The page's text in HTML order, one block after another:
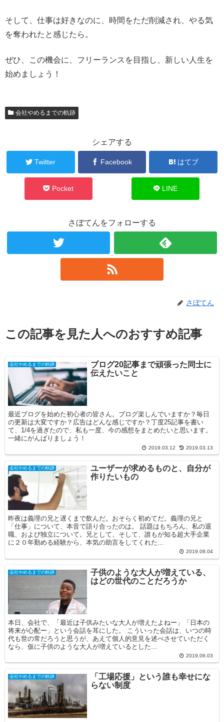
そして、仕事は好きなのに、時間をただ削減され、やる気
を奪われたと感じたら。
ぜひ、この機会に、フリーランスを目指し、新しい人生を
始めましょう！
会社やめるまでの軌跡
シェアする
Twitter Facebook はてブ
Pocket LINE
さぼてんをフォローする
さぼてん
この記事を見た人へのおすすめ記事
会社やめるまでの軌跡
ブログ20記事まで頑張った同士に
伝えたいこと
最近ブログを始めた初心者の皆さん。ブログ楽しんでいますか？毎日
の更新は大変ですか？広告はどんな感じですか？丁度25記事を書い
て、1/4を過ぎたので、私も一度、今の感想をまとめたいと思います。
一緒にがんばりましょう！
2019.03.12 2019.03.13
会社やめるまでの軌跡
ユーザーが求めるものと、自分が
作りたいもの
昨夜は義理の兄と遅くまで飲んだ。おそらく初めてだ。義理の兄と
「仕事」について、本音で語り合ったのは。 話題はもちろん、私の退
職、および独立について。兄として、そして、誰もが知る超大手企業
に２０年勤める経験から、本気の助言をしてくれた...
2019.08.04
会社やめるまでの軌跡
子供のような大人が増えている、
はどの世代のことだろうか
本日、会社で、「最近は子供みたいな大人が増えたよねー」「日本の
将来が心配ー」という会話を耳にした。 こういった会話は、いつの時
代も世の常だろうと思うが、あえて個人的意見を述べさせていただく
なら、仮に子供のような大人が増えているとした...
2019.06.03
会社やめるまでの軌跡
「工場応援」という誰も幸せにな
らない制度